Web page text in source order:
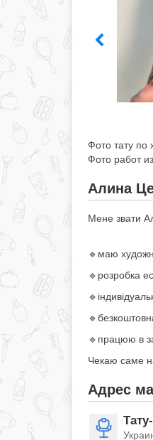
Фото тату по
Фото работ
Алина
Мене звати
🔹маю
🔹розробка
🔹працюю в
Чекаю саме
Адрес